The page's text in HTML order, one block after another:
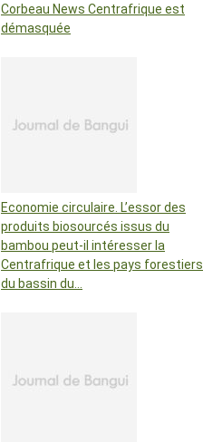
Corbeau News Centrafrique est
démasquée
Economie circulaire. L’essor des
produits biosourcés issus du
bambou peut-il intéresser la
Centrafrique et les pays forestiers
du bassin du…